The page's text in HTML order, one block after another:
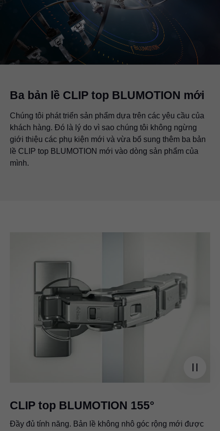
Ba bản lề CLIP top BLUMOTION mới
Chúng tôi phát triển sản phẩm dựa trên các yêu cầu của
khách hàng. Đó là lý do vì sao chúng tôi không ngừng
giới thiệu các phụ kiện mới và vừa bổ sung thêm ba bản
lề CLIP top BLUMOTION mới vào dòng sản phẩm của
mình.
CLIP top BLUMOTION 155°
Đầy đủ tính năng. Bản lề không nhô góc rộng mới được